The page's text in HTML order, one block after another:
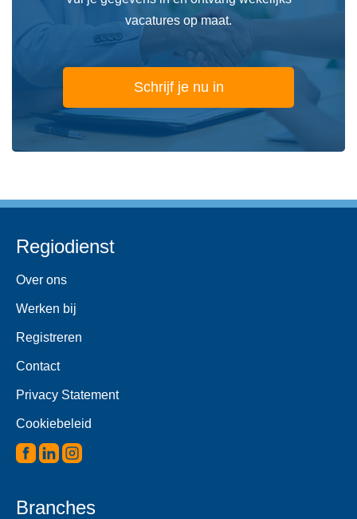
vacatures op maat.
Schrijf je nu in
Regiodienst
Over ons
Werken bij
Registreren
Contact
Privacy Statement
Cookiebeleid
Branches